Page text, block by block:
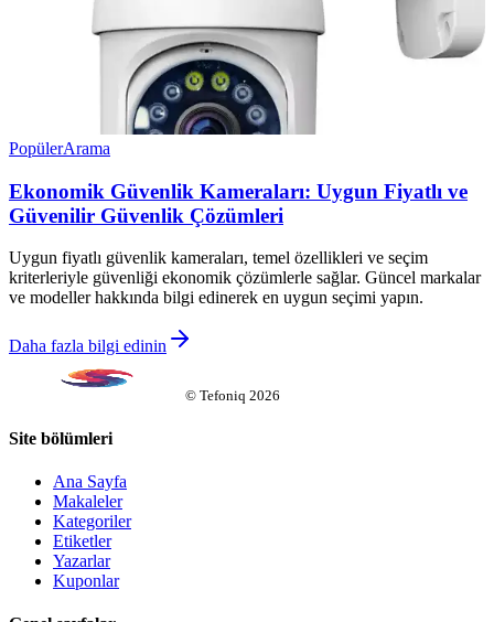
PopülerArama
Ekonomik Güvenlik Kameraları: Uygun Fiyatlı ve
Güvenilir Güvenlik Çözümleri
Uygun fiyatlı güvenlik kameraları, temel özellikleri ve seçim
kriterleriyle güvenliği ekonomik çözümlerle sağlar. Güncel markalar
ve modeller hakkında bilgi edinerek en uygun seçimi yapın.
Daha fazla bilgi edinin
© Tefoniq 2026
Site bölümleri
Ana Sayfa
Makaleler
Kategoriler
Etiketler
Yazarlar
Kuponlar